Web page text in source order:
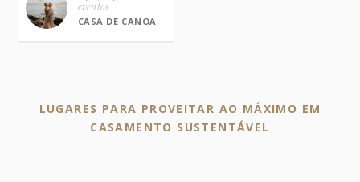
eventos
CASA DE CANOA
LUGARES PARA PROVEITAR AO MÁXIMO EM
CASAMENTO SUSTENTÁVEL